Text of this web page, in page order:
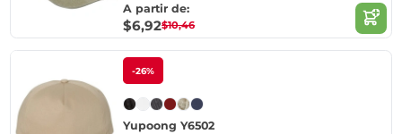
A partir de:
$6,92$10,46
-26%
Yupoong Y6502